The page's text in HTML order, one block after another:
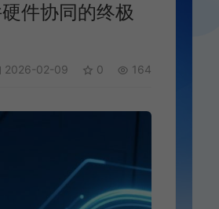
件协同的终极
2026-02-09 0 164